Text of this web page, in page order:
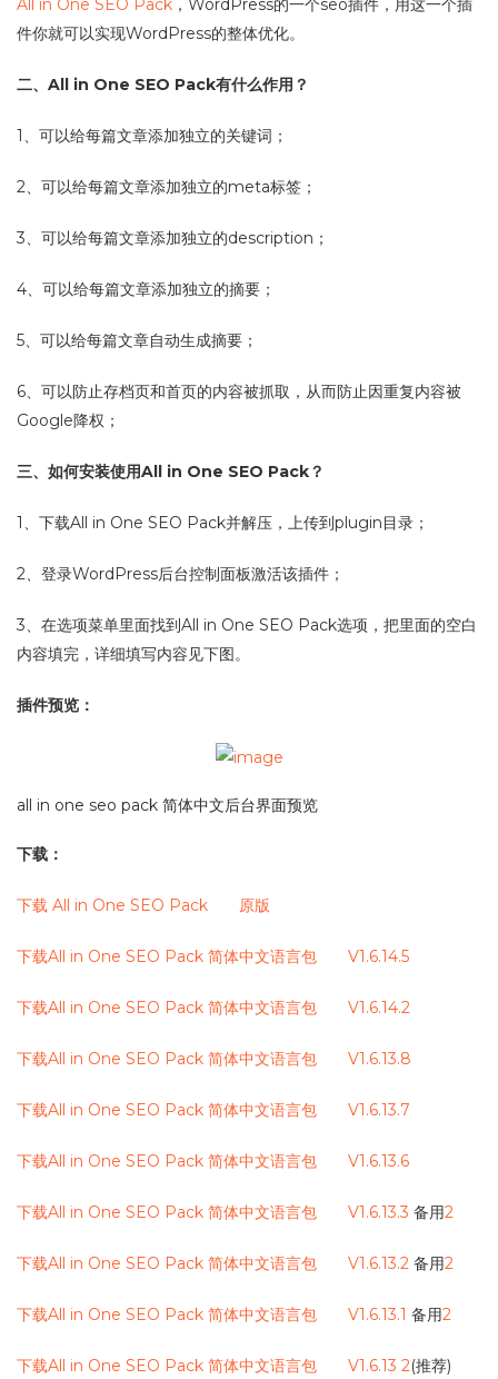
All in One SEO Pack ，WordPress的一个seo插件，用这一个插
件你就可以实现WordPress的整体优化。
二、All in One SEO Pack有什么作用？
1、可以给每篇文章添加独立的关键词；
2、可以给每篇文章添加独立的meta标签；
3、可以给每篇文章添加独立的description；
4、可以给每篇文章添加独立的摘要；
5、可以给每篇文章自动生成摘要；
6、可以防止存档页和首页的内容被抓取，从而防止因重复内容被
Google降权；
三、如何安装使用All in One SEO Pack？
1、下载All in One SEO Pack并解压，上传到plugin目录；
2、登录WordPress后台控制面板激活该插件；
3、在选项菜单里面找到All in One SEO Pack选项，把里面的空白
内容填完，详细填写内容见下图。
插件预览：
all in one seo pack 简体中文后台界面预览
下载：
下载 All in One SEO Pack 原版
下载All in One SEO Pack 简体中文语言包 V1.6.14.5
下载All in One SEO Pack 简体中文语言包 V1.6.14.2
下载All in One SEO Pack 简体中文语言包 V1.6.13.8
下载All in One SEO Pack 简体中文语言包 V1.6.13.7
下载All in One SEO Pack 简体中文语言包 V1.6.13.6
下载All in One SEO Pack 简体中文语言包 V1.6.13.3 备用2
下载All in One SEO Pack 简体中文语言包 V1.6.13.2 备用2
下载All in One SEO Pack 简体中文语言包 V1.6.13.1 备用2
下载All in One SEO Pack 简体中文语言包 V1.6.13 2(推荐)